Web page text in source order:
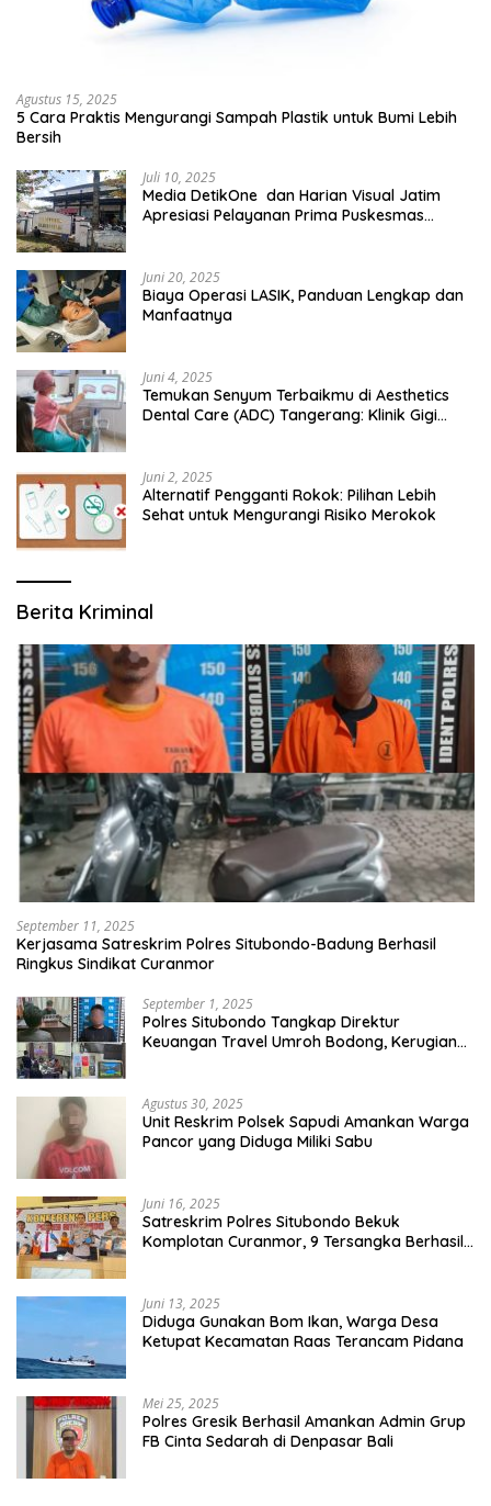
Agustus 15, 2025
5 Cara Praktis Mengurangi Sampah Plastik untuk Bumi Lebih
Bersih
Juli 10, 2025
Media DetikOne dan Harian Visual Jatim
Apresiasi Pelayanan Prima Puskesmas
Juni 20, 2025
Biaya Operasi LASIK, Panduan Lengkap dan
Manfaatnya
Juni 4, 2025
Temukan Senyum Terbaikmu di Aesthetics
Dental Care (ADC) Tangerang: Klinik Gigi
Juni 2, 2025
Alternatif Pengganti Rokok: Pilihan Lebih
Sehat untuk Mengurangi Risiko Merokok
Berita Kriminal
September 11, 2025
Kerjasama Satreskrim Polres Situbondo-Badung Berhasil
Ringkus Sindikat Curanmor
September 1, 2025
Polres Situbondo Tangkap Direktur
Keuangan Travel Umroh Bodong, Kerugian
Agustus 30, 2025
Unit Reskrim Polsek Sapudi Amankan Warga
Pancor yang Diduga Miliki Sabu
Juni 16, 2025
Satreskrim Polres Situbondo Bekuk
Komplotan Curanmor, 9 Tersangka Berhasil
Juni 13, 2025
Diduga Gunakan Bom Ikan, Warga Desa
Ketupat Kecamatan Raas Terancam Pidana
Mei 25, 2025
Polres Gresik Berhasil Amankan Admin Grup
FB Cinta Sedarah di Denpasar Bali